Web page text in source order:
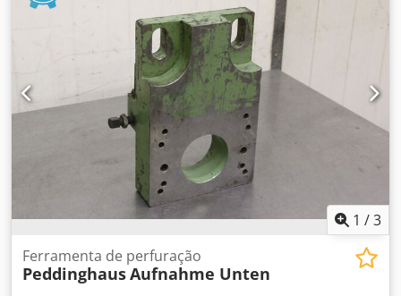
1 /3
Ferramenta de perfuração
PeddinghausAufnahme Unten